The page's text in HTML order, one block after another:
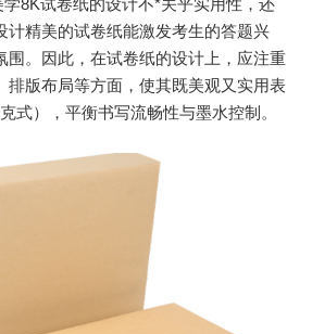
计精美的试卷纸能激发考生的答题兴
围。因此，在试卷纸的设计上，应注重
排版布局等方面，使其既美观又实用表
式），平衡书写流畅性与墨水控制。